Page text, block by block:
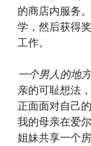
的商店内服务
学，然后获得
工作。
一个男人的地方
亲的可耻想法
正面面对自己
我的母亲在爱
姐妹共享一个